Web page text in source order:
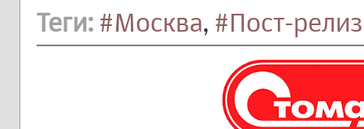
Теги: #Москва, #Пост-